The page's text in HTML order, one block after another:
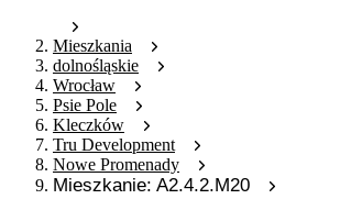
Mieszkania
dolnośląskie
Wrocław
Psie Pole
Kleczków
Tru Development
Nowe Promenady
Mieszkanie: A2.4.2.M20